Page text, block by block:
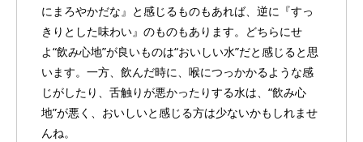
にまろやかだな』と感じるものもあれば、逆に『すっ
きりとした味わい』のものもあります。どちらにせ
よ“飲み心地”が良いものは“おいしい水”だと感じると思
います。一方、飲んだ時に、喉につっかかるような感
じがしたり、舌触りが悪かったりする水は、“飲み心
地”が悪く、おいしいと感じる方は少ないかもしれませ
んね。